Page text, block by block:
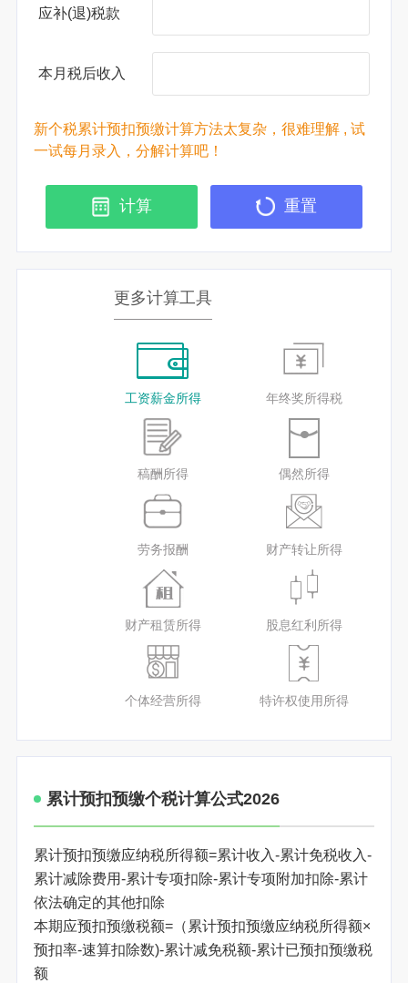
应补(退)税款
本月税后收入
新个税累计预扣预缴计算方法太复杂，很难理解 , 试
一试每月录入，分解计算吧！
计算 重置
更多计算工具
工资薪金所得 年终奖所得税
稿酬所得 偶然所得
劳务报酬 财产转让所得
财产租赁所得 股息红利所得
个体经营所得 特许权使用所得
累计预扣预缴个税计算公式2026
累计预扣预缴应纳税所得额=累计收入-累计免税收入-
累计减除费用-累计专项扣除-累计专项附加扣除-累计
依法确定的其他扣除
本期应预扣预缴税额=（累计预扣预缴应纳税所得额×
预扣率-速算扣除数)-累计减免税额-累计已预扣预缴税
额